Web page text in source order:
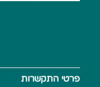
פרטי התקשרות